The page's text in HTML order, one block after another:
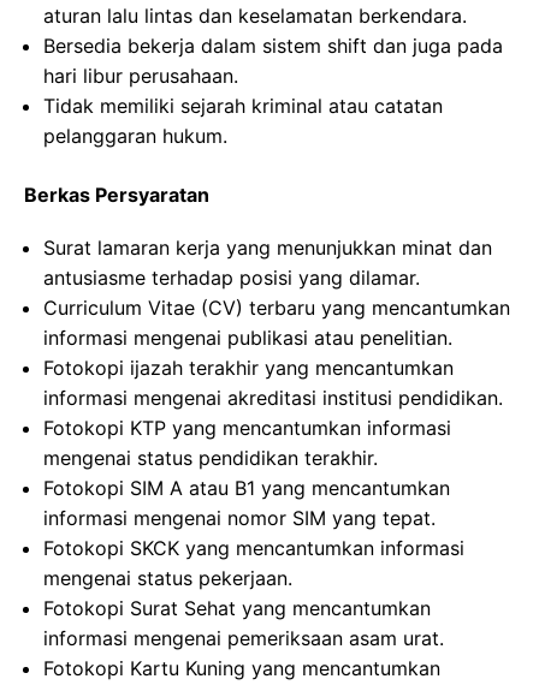
aturan lalu lintas dan keselamatan berkendara.
Bersedia bekerja dalam sistem shift dan juga pada
hari libur perusahaan.
Tidak memiliki sejarah kriminal atau catatan
pelanggaran hukum.
Berkas Persyaratan
Surat lamaran kerja yang menunjukkan minat dan
antusiasme terhadap posisi yang dilamar.
Curriculum Vitae (CV) terbaru yang mencantumkan
informasi mengenai publikasi atau penelitian.
Fotokopi ijazah terakhir yang mencantumkan
informasi mengenai akreditasi institusi pendidikan.
Fotokopi KTP yang mencantumkan informasi
mengenai status pendidikan terakhir.
Fotokopi SIM A atau B1 yang mencantumkan
informasi mengenai nomor SIM yang tepat.
Fotokopi SKCK yang mencantumkan informasi
mengenai status pekerjaan.
Fotokopi Surat Sehat yang mencantumkan
informasi mengenai pemeriksaan asam urat.
Fotokopi Kartu Kuning yang mencantumkan